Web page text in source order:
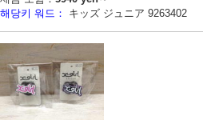
해당키 워드：
キッズ ジュニア 9263402